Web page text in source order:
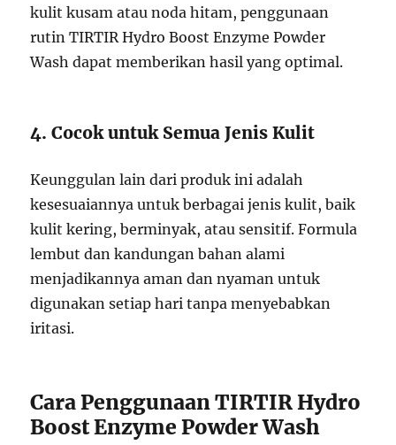
kulit kusam atau noda hitam, penggunaan
rutin TIRTIR Hydro Boost Enzyme Powder
Wash dapat memberikan hasil yang optimal.
4. Cocok untuk Semua Jenis Kulit
Keunggulan lain dari produk ini adalah
kesesuaiannya untuk berbagai jenis kulit, baik
kulit kering, berminyak, atau sensitif. Formula
lembut dan kandungan bahan alami
menjadikannya aman dan nyaman untuk
digunakan setiap hari tanpa menyebabkan
iritasi.
Cara Penggunaan TIRTIR Hydro
Boost Enzyme Powder Wash